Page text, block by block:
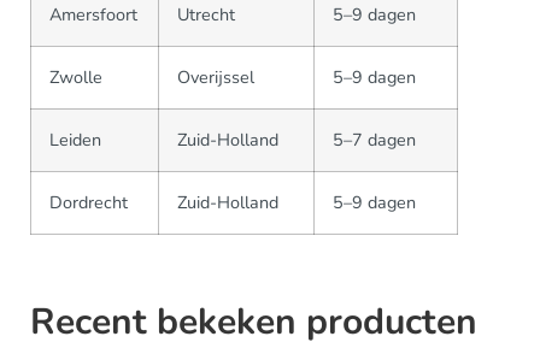
Amersfoort Utrecht 5–9 dagen
Zwolle Overijssel 5–9 dagen
Leiden Zuid-Holland 5–7 dagen
Dordrecht Zuid-Holland 5–9 dagen
Recent bekeken producten